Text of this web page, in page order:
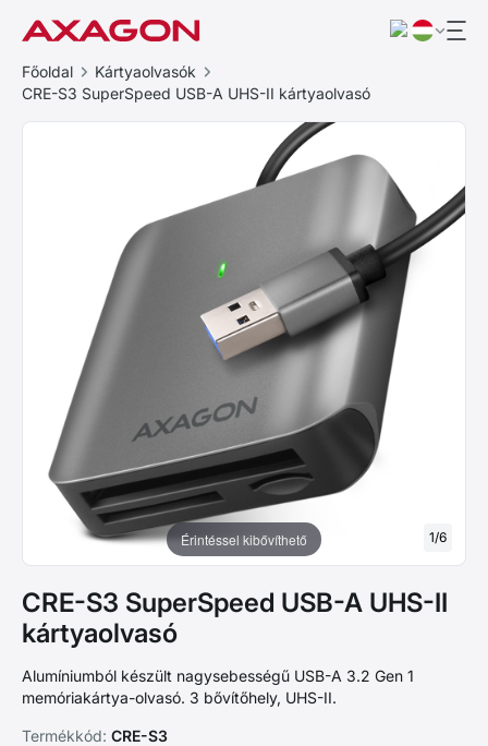
Főoldal
Kártyaolvasók
CRE-S3 SuperSpeed USB-A UHS-II kártyaolvasó
Érintéssel kibővíthető 1/6
CRE-S3 SuperSpeed USB-A UHS-II
kártyaolvasó
Alumíniumból készült nagysebességű USB-A 3.2 Gen 1
memóriakártya-olvasó. 3 bővítőhely, UHS-II.
Termékkód: CRE-S3